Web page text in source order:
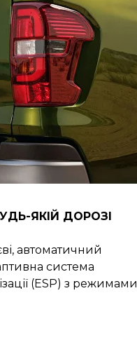
ЯКІЙ ДОРОЗІ
автоматичний
система
(ESP) з режимами